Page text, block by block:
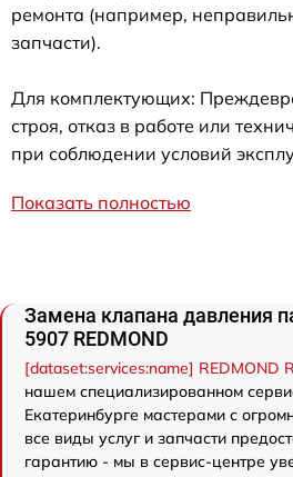
ремонта (например,
запчасти).
Для комплектующих:
строя, отказ в работе или
при соблюдении условий
Показать полностью
Замена клапана давления
5907 REDMOND
[dataset:services:name] REDMOND
нашем специализированном
Екатеринбурге мастерами с
все виды услуг и запчасти
гарантию - мы в сервис-центре